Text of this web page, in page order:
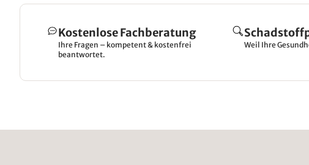
Kostenlose Fachberatung
Ihre Fragen – kompetent & kostenfrei
beantwortet.
Weil Ihre